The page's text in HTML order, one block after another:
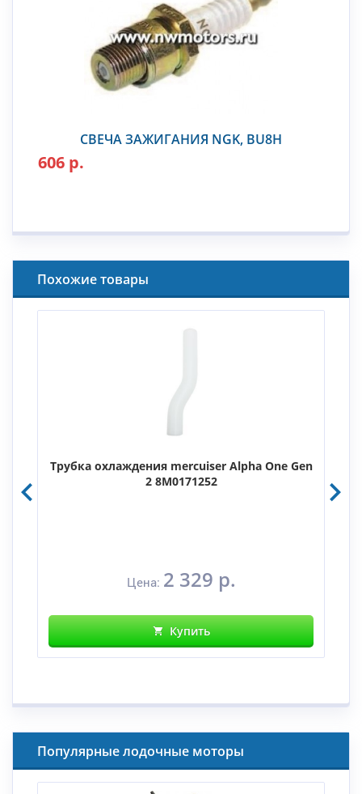
СВЕЧА ЗАЖИГАНИЯ NGK, BU8H
606 р.
Похожие товары
Трубка охлаждения mercuiser Alpha One Gen
2 8M0171252
Цена: 2 329 р.
Купить
Популярные лодочные моторы